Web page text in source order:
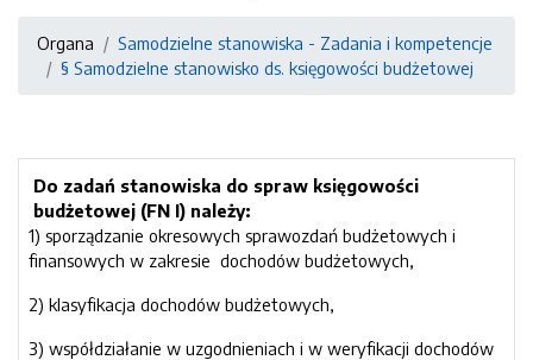
Organa
Samodzielne stanowiska - Zadania i kompetencje
§ Samodzielne stanowisko ds. księgowości budżetowej
Do zadań stanowiska do spraw księgowości
budżetowej (FN I) należy:
1) sporządzanie okresowych sprawozdań budżetowych i
finansowych w zakresie dochodów budżetowych,
2) klasyfikacja dochodów budżetowych,
3) współdziałanie w uzgodnieniach i w weryfikacji dochodów